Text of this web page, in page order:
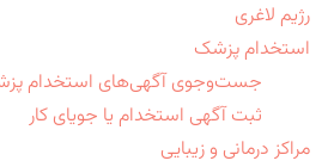
رژیم لاغری
استخدام پزشک
جست‌وجوی آگهی‌های استخدام
ثبت آگهی استخدام یا جویای کار
مراکز درمانی و زیبایی